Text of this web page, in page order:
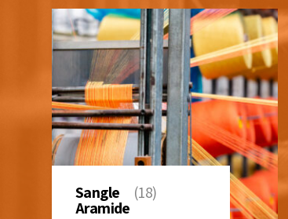
Sangle
Aramide
(18)